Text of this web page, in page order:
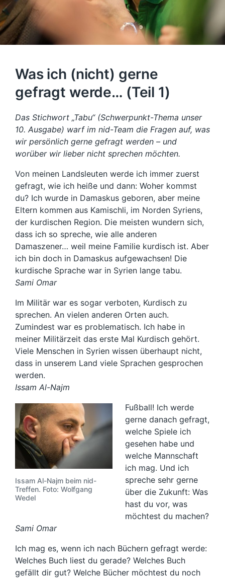
Was ich (nicht) gerne
gefragt werde… (Teil 1)
Das Stichwort „Tabu“ (Schwerpunkt-Thema unser
10. Ausgabe) warf im nid-Team die Fragen auf, was
wir persönlich gerne gefragt werden – und
worüber wir lieber nicht sprechen möchten.
Von meinen Landsleuten werde ich immer zuerst
gefragt, wie ich heiße und dann: Woher kommst
du? Ich wurde in Damaskus geboren, aber meine
Eltern kommen aus Kamischli, im Norden Syriens,
der kurdischen Region. Die meisten wundern sich,
dass ich so spreche, wie alle anderen
Damaszener… weil meine Familie kurdisch ist. Aber
ich bin doch in Damaskus aufgewachsen! Die
kurdische Sprache war in Syrien lange tabu.
Sami Omar
Im Militär war es sogar verboten, Kurdisch zu
sprechen. An vielen anderen Orten auch.
Zumindest war es problematisch. Ich habe in
meiner Militärzeit das erste Mal Kurdisch gehört.
Viele Menschen in Syrien wissen überhaupt nicht,
dass in unserem Land viele Sprachen gesprochen
werden.
Issam Al-Najm
Issam Al-Najm beim nid-
Treffen. Foto: Wolfgang
Wedel
Fußball! Ich werde
gerne danach gefragt,
welche Spiele ich
gesehen habe und
welche Mannschaft
ich mag. Und ich
spreche sehr gerne
über die Zukunft: Was
hast du vor, was
möchtest du machen?
Sami Omar
Ich mag es, wenn ich nach Büchern gefragt werde:
Welches Buch liest du gerade? Welches Buch
gefällt dir gut? Welche Bücher möchtest du noch